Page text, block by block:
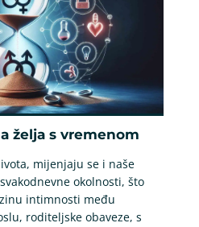
želja s vremenom
mijenjaju se i naše
okolnosti, što
intimnosti među
roditeljske obaveze, s